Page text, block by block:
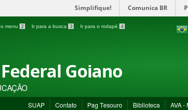
Simplifique! Comunica BR
menu 2 Ir para a busca 3 Ir para o rodapé 4
Goiano
SUAP Contato Pag Tesouro Biblioteca AVA -